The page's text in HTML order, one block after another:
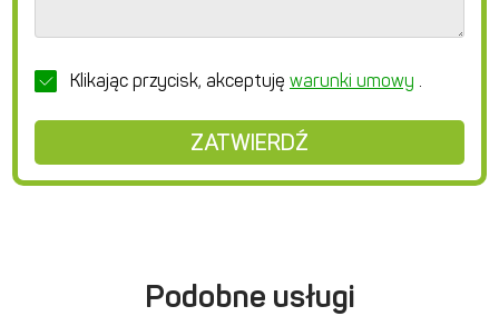
Klikając przycisk, akceptuję warunki umowy .
ZATWIERDŹ
Podobne usługi